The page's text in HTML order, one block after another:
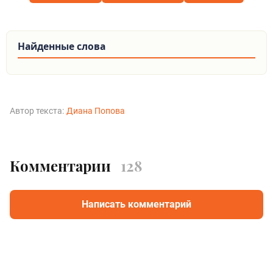
Найденные слова
Автор текста: Диана Попова
Комментарии 128
Написать комментарий